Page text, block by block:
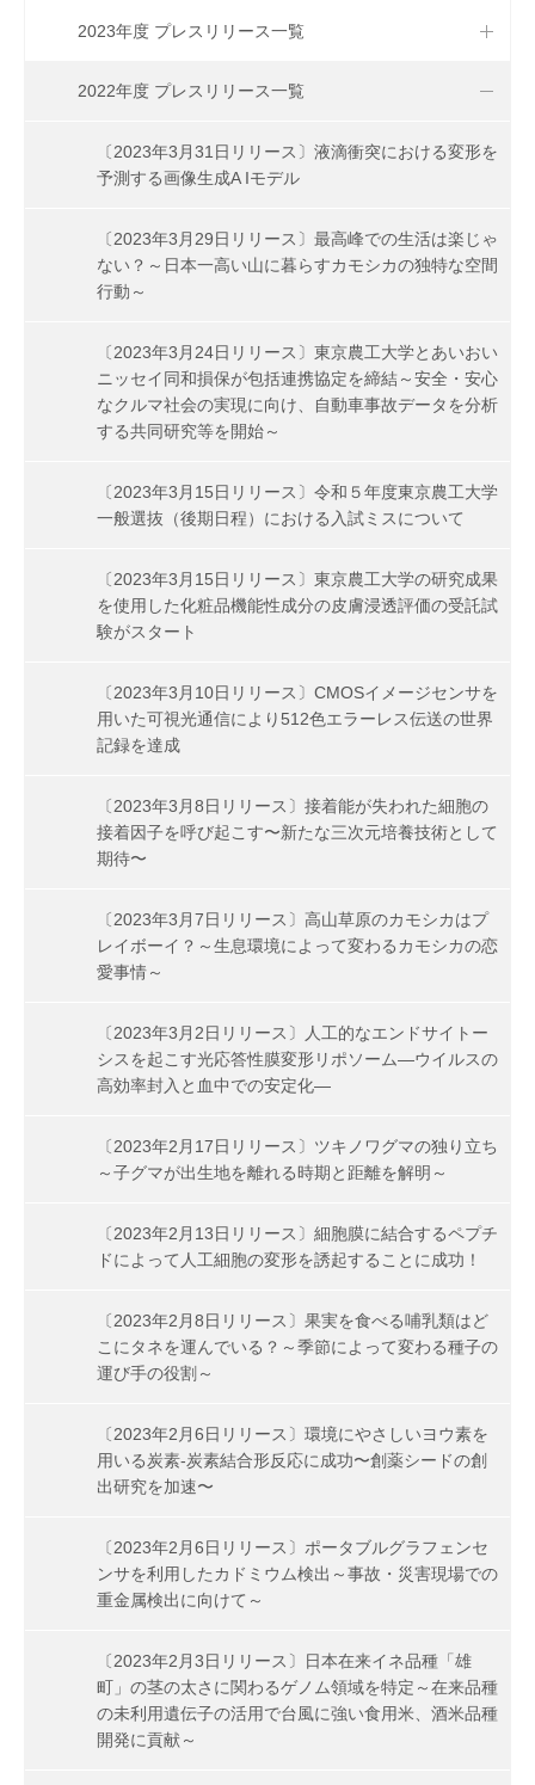
2023年度 プレスリリース一覧
2022年度 プレスリリース一覧
〔2023年3月31日リリース〕液滴衝突における変形を
予測する画像生成A Iモデル
〔2023年3月29日リリース〕最高峰での生活は楽じゃ
ない？～日本一高い山に暮らすカモシカの独特な空間
行動～
〔2023年3月24日リリース〕東京農工大学とあいおい
ニッセイ同和損保が包括連携協定を締結～安全・安心
なクルマ社会の実現に向け、自動車事故データを分析
する共同研究等を開始～
〔2023年3月15日リリース〕令和５年度東京農工大学
一般選抜（後期日程）における入試ミスについて
〔2023年3月15日リリース〕東京農工大学の研究成果
を使用した化粧品機能性成分の皮膚浸透評価の受託試
験がスタート
〔2023年3月10日リリース〕CMOSイメージセンサを
用いた可視光通信により512色エラーレス伝送の世界
記録を達成
〔2023年3月8日リリース〕接着能が失われた細胞の
接着因子を呼び起こす〜新たな三次元培養技術として
期待〜
〔2023年3月7日リリース〕高山草原のカモシカはプ
レイボーイ？～生息環境によって変わるカモシカの恋
愛事情～
〔2023年3月2日リリース〕人工的なエンドサイトー
シスを起こす光応答性膜変形リポソーム―ウイルスの
高効率封入と血中での安定化―
〔2023年2月17日リリース〕ツキノワグマの独り立ち
～子グマが出生地を離れる時期と距離を解明～
〔2023年2月13日リリース〕細胞膜に結合するペプチ
ドによって人工細胞の変形を誘起することに成功！
〔2023年2月8日リリース〕果実を食べる哺乳類はど
こにタネを運んでいる？～季節によって変わる種子の
運び手の役割～
〔2023年2月6日リリース〕環境にやさしいヨウ素を
用いる炭素-炭素結合形反応に成功〜創薬シードの創
出研究を加速〜
〔2023年2月6日リリース〕ポータブルグラフェンセ
ンサを利用したカドミウム検出～事故・災害現場での
重金属検出に向けて～
〔2023年2月3日リリース〕日本在来イネ品種「雄
町」の茎の太さに関わるゲノム領域を特定～在来品種
の未利用遺伝子の活用で台風に強い食用米、酒米品種
開発に貢献～